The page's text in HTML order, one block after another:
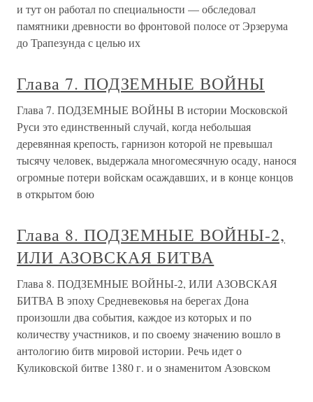
и тут он работал по специальности — обследовал
памятники древности во фронтовой полосе от Эрзерума
до Трапезунда с целью их
Глава 7. ПОДЗЕМНЫЕ ВОЙНЫ
Глава 7. ПОДЗЕМНЫЕ ВОЙНЫ В истории Московской
Руси это единственный случай, когда небольшая
деревянная крепость, гарнизон которой не превышал
тысячу человек, выдержала многомесячную осаду, нанося
огромные потери войскам осаждавших, и в конце концов
в открытом бою
Глава 8. ПОДЗЕМНЫЕ ВОЙНЫ-2,
ИЛИ АЗОВСКАЯ БИТВА
Глава 8. ПОДЗЕМНЫЕ ВОЙНЫ-2, ИЛИ АЗОВСКАЯ
БИТВА В эпоху Средневековья на берегах Дона
произошли два события, каждое из которых и по
количеству участников, и по своему значению вошло в
антологию битв мировой истории. Речь идет о
Куликовской битве 1380 г. и о знаменитом Азовском